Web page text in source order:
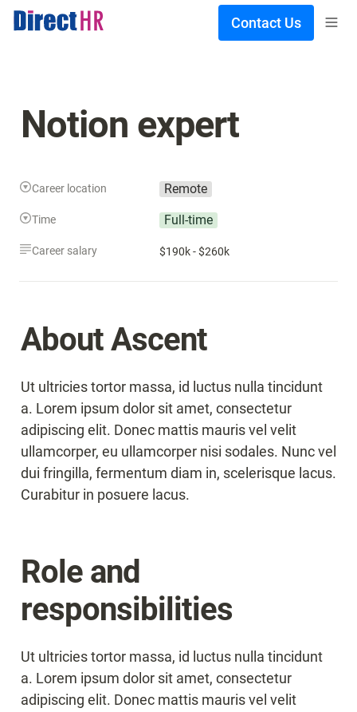
Contact Us
Notion expert
Career location Remote
Time Full-time
Career salary $190k - $260k
About Ascent
Ut ultricies tortor massa, id luctus nulla tincidunt
a. Lorem ipsum dolor sit amet, consectetur
adipiscing elit. Donec mattis mauris vel velit
ullamcorper, eu ullamcorper nisi sodales. Nunc vel
dui fringilla, fermentum diam in, scelerisque lacus.
Curabitur in posuere lacus.
Role and
responsibilities
Ut ultricies tortor massa, id luctus nulla tincidunt
a. Lorem ipsum dolor sit amet, consectetur
adipiscing elit. Donec mattis mauris vel velit